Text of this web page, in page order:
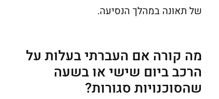
של תאונה במהלך הנסיעה.
מה קורה אם העברתי בעלות על
הרכב ביום שישי או בשעה
שהסוכנויות סגורות?